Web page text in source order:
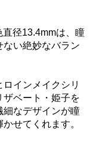
径13.4mmは、瞳
ない絶妙なバラン
インメイクシリ
ザベート・姫子を
細なデザインが瞳
せてくれます。